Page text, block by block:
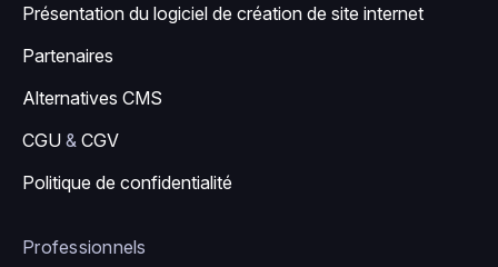
Présentation du logiciel de création de site internet
Partenaires
Alternatives CMS
CGU & CGV
Politique de confidentialité
Professionnels